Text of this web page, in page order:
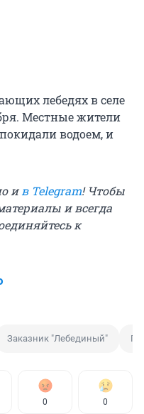
лебедях в селе
Местные жители
водоем, и
и в Telegram! Чтобы
и всегда
к
Заказник "Лебединый"
0 0